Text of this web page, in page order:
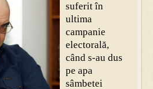
suferit în
ultima
campanie
electorală,
când s-au dus
pe apa
sâmbetei